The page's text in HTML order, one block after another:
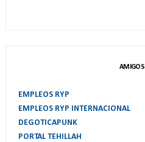
AMIGOS
EMPLEOS RYP
EMPLEOS RYP INTERNACIONAL
DEGOTICAPUNK
PORTAL TEHILLAH